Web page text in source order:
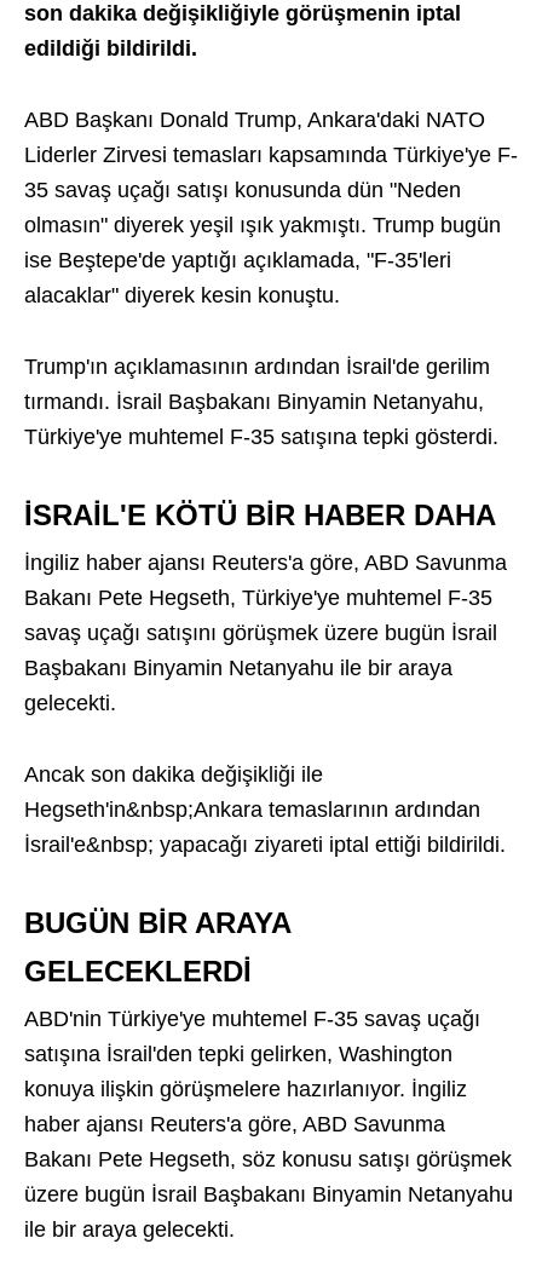
son dakika değişikliğiyle görüşmenin iptal
edildiği bildirildi.
ABD Başkanı Donald Trump, Ankara'daki NATO
Liderler Zirvesi temasları kapsamında Türkiye'ye F-
35 savaş uçağı satışı konusunda dün "Neden
olmasın" diyerek yeşil ışık yakmıştı. Trump bugün
ise Beştepe'de yaptığı açıklamada, "F-35'leri
alacaklar" diyerek kesin konuştu.
Trump'ın açıklamasının ardından İsrail'de gerilim
tırmandı. İsrail Başbakanı Binyamin Netanyahu,
Türkiye'ye muhtemel F-35 satışına tepki gösterdi.
İSRAİL'E KÖTÜ BİR HABER DAHA
İngiliz haber ajansı Reuters'a göre, ABD Savunma
Bakanı Pete Hegseth, Türkiye'ye muhtemel F-35
savaş uçağı satışını görüşmek üzere bugün İsrail
Başbakanı Binyamin Netanyahu ile bir araya
gelecekti.
Ancak son dakika değişikliği ile
Hegseth'in&nbsp;Ankara temaslarının ardından
İsrail'e&nbsp; yapacağı ziyareti iptal ettiği bildirildi.
BUGÜN BİR ARAYA
GELECEKLERDİ
ABD'nin Türkiye'ye muhtemel F-35 savaş uçağı
satışına İsrail'den tepki gelirken, Washington
konuya ilişkin görüşmelere hazırlanıyor. İngiliz
haber ajansı Reuters'a göre, ABD Savunma
Bakanı Pete Hegseth, söz konusu satışı görüşmek
üzere bugün İsrail Başbakanı Binyamin Netanyahu
ile bir araya gelecekti.